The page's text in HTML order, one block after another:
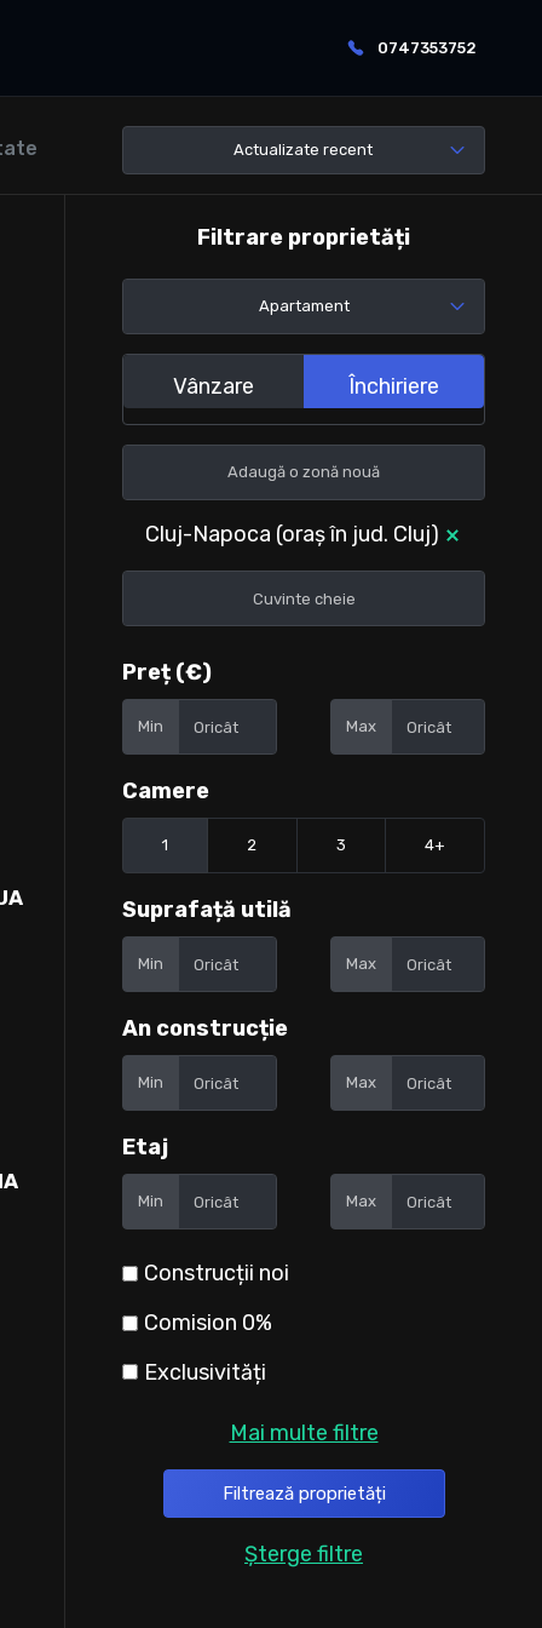
0747353752
Actualizate recent
Filtrare proprietăți
Apartament
Vânzare Închiriere
Cluj-Napoca (oraș în jud. Cluj)
Preț (€)
Min Max
Camere
1 2 3 4+
Suprafață utilă
Min Max
An construcție
Min Max
Etaj
Min Max
Construcții noi
Comision 0%
Exclusivități
Mai multe filtre
Șterge filtre